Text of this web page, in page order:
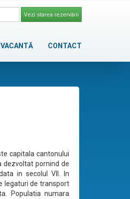
Vezi starea rezervării
CONTACT
capitala cantonului
dezvoltat pornind de
in secolul VII. In
legaturi de transport
Populatia numara